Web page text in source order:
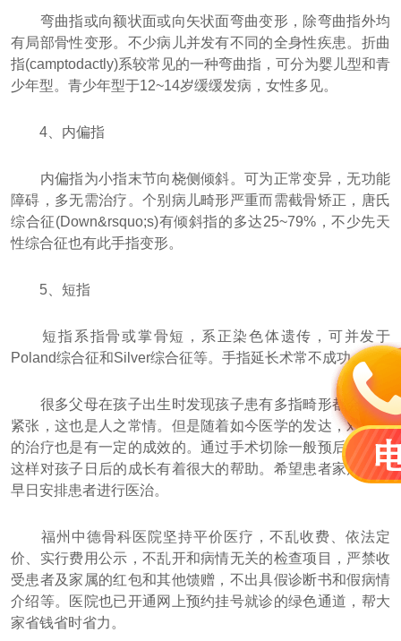
弯曲指或向额状面或向矢状面弯曲变形，除弯曲指外均
有局部骨性变形。不少病儿并发有不同的全身性疾患。折曲
指(camptodactly)系较常见的一种弯曲指，可分为婴儿型和青
少年型。青少年型于12~14岁缓缓发病，女性多见。
4、内偏指
内偏指为小指末节向桡侧倾斜。可为正常变异，无功能
障碍，多无需治疗。个别病儿畸形严重而需截骨矫正，唐氏
综合征(Down&rsquo;s)有倾斜指的多达25~79%，不少先天
性综合征也有此手指变形。
5、短指
短指系指骨或掌骨短，系正染色体遗传，可并发于
Poland综合征和Silver综合征等。手指延长术常不成功。
很多父母在孩子出生时发现孩子患有多指畸形都会过于
紧张，这也是人之常情。但是随着如今医学的发达，对该病
的治疗也是有一定的成效的。通过手术切除一般预后良好。
这样对孩子日后的成长有着很大的帮助。希望患者家属们能
早日安排患者进行医治。
福州中德骨科医院坚持平价医疗，不乱收费、依法定
价、实行费用公示，不乱开和病情无关的检查项目，严禁收
受患者及家属的红包和其他馈赠，不出具假诊断书和假病情
介绍等。医院也已开通网上预约挂号就诊的绿色通道，帮大
家省钱省时省力。